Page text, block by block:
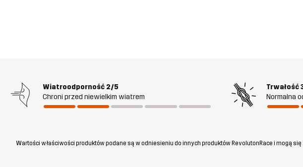
Wiatroodporność 2/5
Chroni przed niewielkim wiatrem
Trwałość
Normalna
Wartości właściwości produktów podane są w odniesieniu do innych produktów RevolutonRace i mogą